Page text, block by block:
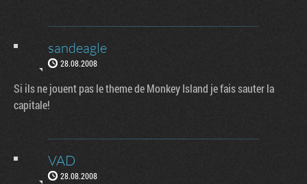
sandeagle
28.08.2008
Si ils ne jouent pas le theme de Monkey Island je fais sauter la
capitale!
VAD
28.08.2008